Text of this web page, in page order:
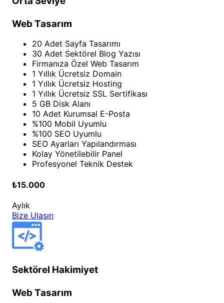
Web Tasarım
20 Adet Sayfa Tasarımı
30 Adet Sektörel Blog Yazısı
Firmanıza Özel Web Tasarım
1 Yıllık Ücretsiz Domain
1 Yıllık Ücretsiz Hosting
1 Yıllık Ücretsiz SSL Sertifikası
5 GB Disk Alanı
10 Adet Kurumsal E-Posta
%100 Mobil Uyumlu
%100 SEO Uyumlu
SEO Ayarları Yapılandırması
Kolay Yönetilebilir Panel
Profesyonel Teknik Destek
₺15.000
Aylık
Bize Ulaşın
Sektörel Hakimiyet
Web Tasarım